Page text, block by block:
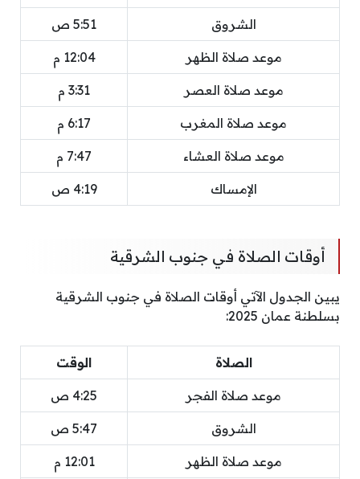
الشروق 5:51 ص
موعد صلاة الظهر 12:04 م
موعد صلاة العصر 3:31 م
موعد صلاة المغرب 6:17 م
موعد صلاة العشاء 7:47 م
الإمساك 4:19 ص
أوقات الصلاة في جنوب الشرقية
يبين الجدول الآتي أوقات الصلاة في جنوب الشرقية
بسلطنة عمان 2025:
الصلاة الوقت
موعد صلاة الفجر 4:25 ص
الشروق 5:47 ص
موعد صلاة الظهر 12:01 م